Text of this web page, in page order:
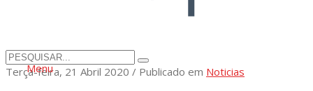
Terça-feira, 21 Abril 2020 / Publicado em Noticias